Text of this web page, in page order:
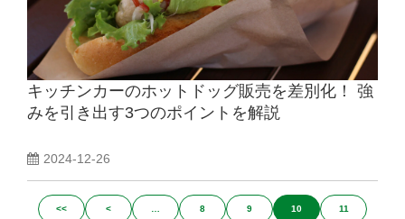
キッチンカーのホットドッグ販売を差別化！ 強
みを引き出す3つのポイントを解説
2024-12-26
<< < 8 9 10 11